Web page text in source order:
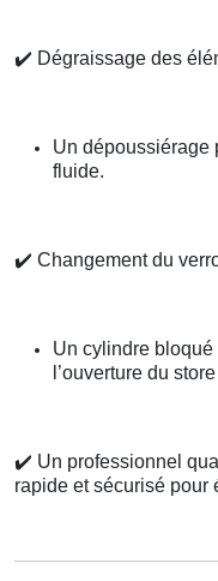
✔️ Dégraissage des
Un dépoussiérage
fluide.
✔️ Changement du
Un cylindre
l’ouverture du
✔️ Un professionnel
rapide et sécurisé pour